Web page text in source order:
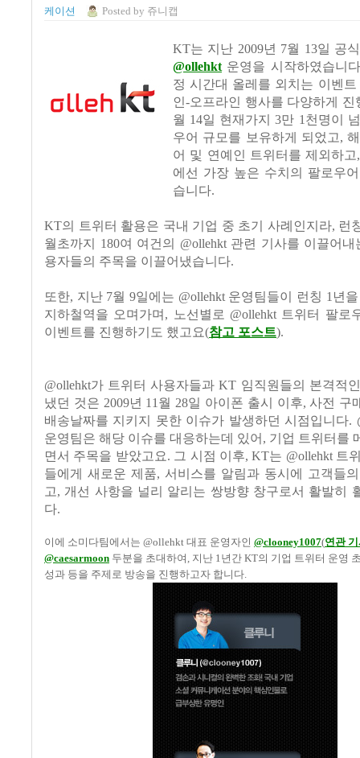
케이션
Posted by 쥬니캡
KT는 지난 2009년 7월 13일 공
@ollehkt운영을 시작하였습니다
정 시간대 올레를 외치는 이벤
인-오프라인 행사를 다양하게 진
월 14일 현재가지 3만 1천명이
우어 규모를 보유하게 되었고,
어 및 연예인 트위터를 제외하
에선 가장 높은 수치의 팔로우
습니다.
KT의 트위터 활용은 국내 기업 중 초기 사례인지라, 런
월초까지
180여 여건의 @ollehkt 관련 기사를 이끌어
용자들의 주목을 이끌어냈습니다.
또한, 지난 7월 9일에는 @ollehkt 운영팀들이 런칭 1년
지하철역을 오며가며, 노선별로 @ollehkt 트위터 팔로
이벤트를 진행하기도 했고요(참고 포스트).
@ollehkt가 트위터 사용자들과 KT 임직원들의 본격적
냈던 것은 2009년 11월 28일 아이폰 출시 이후, 사전 구
배송날짜를 지키지 못한 이슈가 발생하던 시점입니다.
운영팀은 해당 이슈를 대응하는데 있어, 기업 트위터를
면서 주목을 받았고요. 그 시점 이후, KT는 @ollehkt 트
들에게 새로운 제품, 서비스를 알림과 동시에 고객들
고, 개선 사항을 널리 알리는 쌍방향 창구로서 활발히
다.
이에 소미다팀에서는 @ollehkt 대표 운영자인 @clooney1007(연관
@caesarmoon 두분을 초대하여 , 지난 1년간 KT의 기업 트위터 운영
성과 등을 주제로 방송을 진행하고자 합니다.